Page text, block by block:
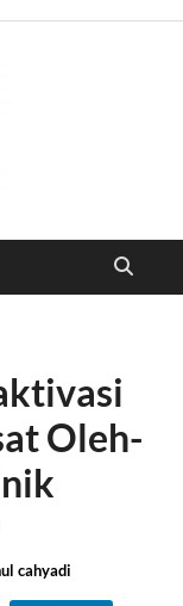
Oleh-
cahyadi